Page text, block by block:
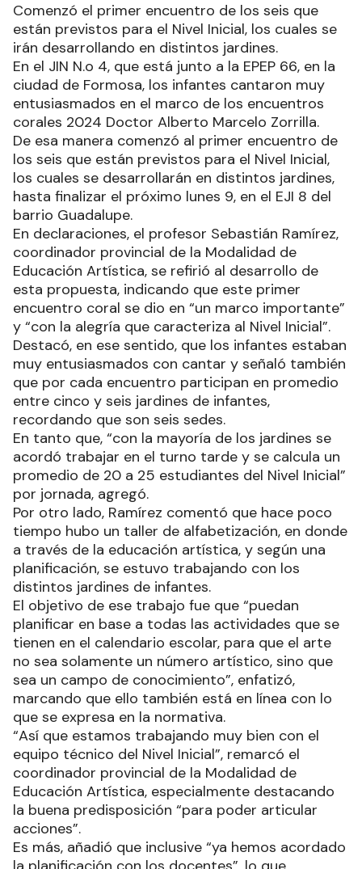
Comenzó el primer encuentro de los seis que
están previstos para el Nivel Inicial, los cuales se
irán desarrollando en distintos jardines.
En el JIN N.o 4, que está junto a la EPEP 66, en la
ciudad de Formosa, los infantes cantaron muy
entusiasmados en el marco de los encuentros
corales 2024 Doctor Alberto Marcelo Zorrilla.
De esa manera comenzó al primer encuentro de
los seis que están previstos para el Nivel Inicial,
los cuales se desarrollarán en distintos jardines,
hasta finalizar el próximo lunes 9, en el EJI 8 del
barrio Guadalupe.
En declaraciones, el profesor Sebastián Ramírez,
coordinador provincial de la Modalidad de
Educación Artística, se refirió al desarrollo de
esta propuesta, indicando que este primer
encuentro coral se dio en “un marco importante”
y “con la alegría que caracteriza al Nivel Inicial”.
Destacó, en ese sentido, que los infantes estaban
muy entusiasmados con cantar y señaló también
que por cada encuentro participan en promedio
entre cinco y seis jardines de infantes,
recordando que son seis sedes.
En tanto que, “con la mayoría de los jardines se
acordó trabajar en el turno tarde y se calcula un
promedio de 20 a 25 estudiantes del Nivel Inicial”
por jornada, agregó.
Por otro lado, Ramírez comentó que hace poco
tiempo hubo un taller de alfabetización, en donde
a través de la educación artística, y según una
planificación, se estuvo trabajando con los
distintos jardines de infantes.
El objetivo de ese trabajo fue que “puedan
planificar en base a todas las actividades que se
tienen en el calendario escolar, para que el arte
no sea solamente un número artístico, sino que
sea un campo de conocimiento”, enfatizó,
marcando que ello también está en línea con lo
que se expresa en la normativa.
“Así que estamos trabajando muy bien con el
equipo técnico del Nivel Inicial”, remarcó el
coordinador provincial de la Modalidad de
Educación Artística, especialmente destacando
la buena predisposición “para poder articular
acciones”.
Es más, añadió que inclusive “ya hemos acordado